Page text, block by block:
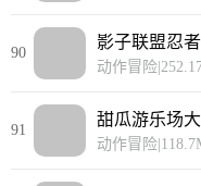
90
影子联盟忍
Master)v1.9.6
动作冒险
91
甜瓜游乐场
动作冒险